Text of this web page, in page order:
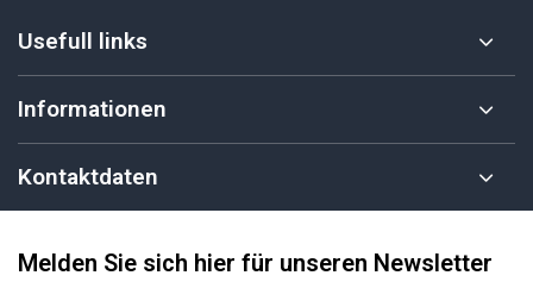
Usefull links
Informationen
Kontaktdaten
Melden Sie sich hier für unseren Newsletter